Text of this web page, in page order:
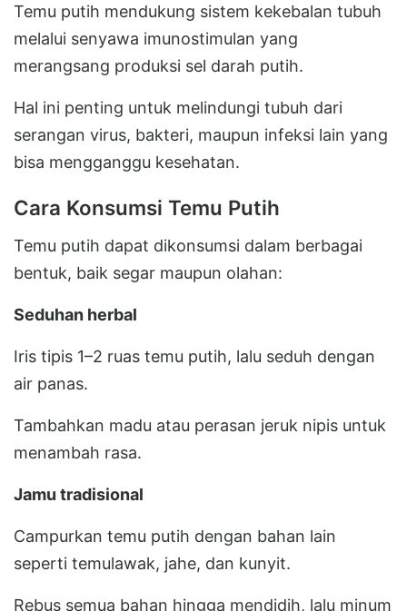
Temu putih mendukung sistem kekebalan tubuh
melalui senyawa imunostimulan yang
merangsang produksi sel darah putih.
Hal ini penting untuk melindungi tubuh dari
serangan virus, bakteri, maupun infeksi lain yang
bisa mengganggu kesehatan.
Cara Konsumsi Temu Putih
Temu putih dapat dikonsumsi dalam berbagai
bentuk, baik segar maupun olahan:
Seduhan herbal
Iris tipis 1–2 ruas temu putih, lalu seduh dengan
air panas.
Tambahkan madu atau perasan jeruk nipis untuk
menambah rasa.
Jamu tradisional
Campurkan temu putih dengan bahan lain
seperti temulawak, jahe, dan kunyit.
Rebus semua bahan hingga mendidih, lalu minum